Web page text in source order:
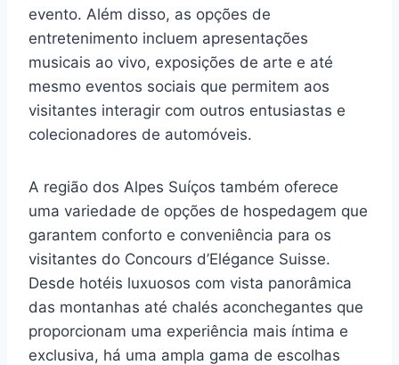
evento. Além disso, as opções de
entretenimento incluem apresentações
musicais ao vivo, exposições de arte e até
mesmo eventos sociais que permitem aos
visitantes interagir com outros entusiastas e
colecionadores de automóveis.
A região dos Alpes Suíços também oferece
uma variedade de opções de hospedagem que
garantem conforto e conveniência para os
visitantes do Concours d’Elégance Suisse.
Desde hotéis luxuosos com vista panorâmica
das montanhas até chalés aconchegantes que
proporcionam uma experiência mais íntima e
exclusiva, há uma ampla gama de escolhas